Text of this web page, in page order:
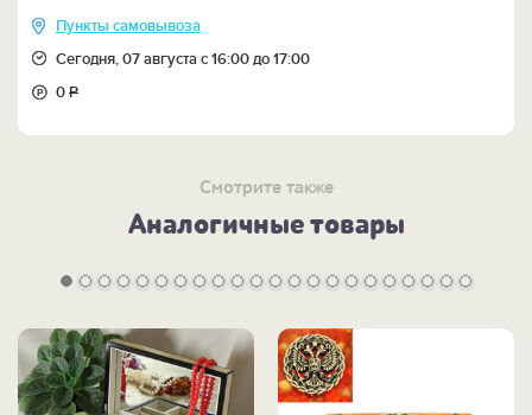
Пункты самовывоза
Сегодня, 07 августа с 16:00 до 17:00
0Р
Смотрите также
Аналогичные товары